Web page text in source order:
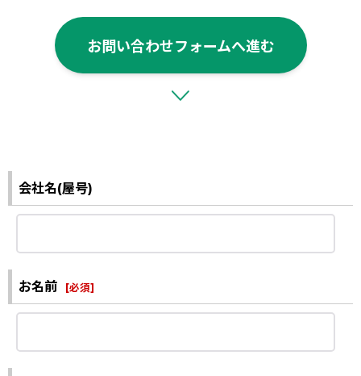
お問い合わせフォームへ進む
会社名(屋号)
お名前 [必須]